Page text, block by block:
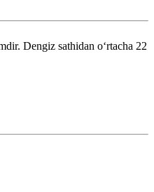
Dengiz sathidan oʻrtacha 22